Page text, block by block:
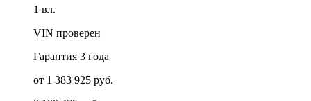
1 вл.
VIN проверен
Гарантия 3 года
от 1 383 925 руб.